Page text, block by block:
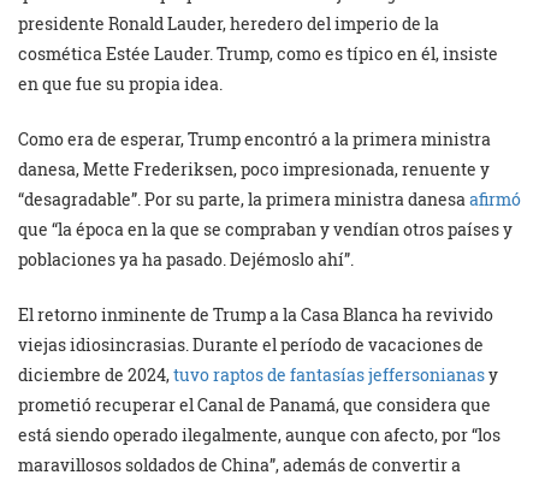
presidente Ronald Lauder, heredero del imperio de la
cosmética Estée Lauder. Trump, como es típico en él, insiste
en que fue su propia idea.
Como era de esperar, Trump encontró a la primera ministra
danesa, Mette Frederiksen, poco impresionada, renuente y
“desagradable”. Por su parte, la primera ministra danesaafirmó
que “la época en la que se compraban y vendían otros países y
poblaciones ya ha pasado. Dejémoslo ahí”.
El retorno inminente de Trump a la Casa Blanca ha revivido
viejas idiosincrasias. Durante el período de vacaciones de
diciembre de 2024,tuvoraptos de fantasías jeffersonianasy
prometió recuperar el Canal de Panamá, que considera que
está siendo operado ilegalmente, aunque con afecto, por “los
maravillosos soldados de China”, además de convertir a